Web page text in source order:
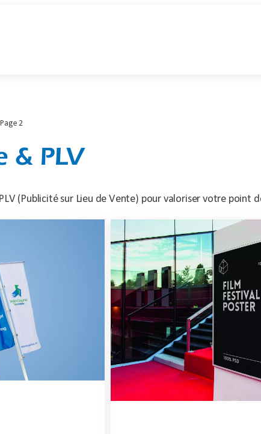
Page 2
& PLV
(Publicité sur Lieu de Vente) pour valoriser votre point